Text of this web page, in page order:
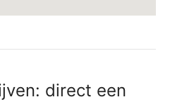
direct een